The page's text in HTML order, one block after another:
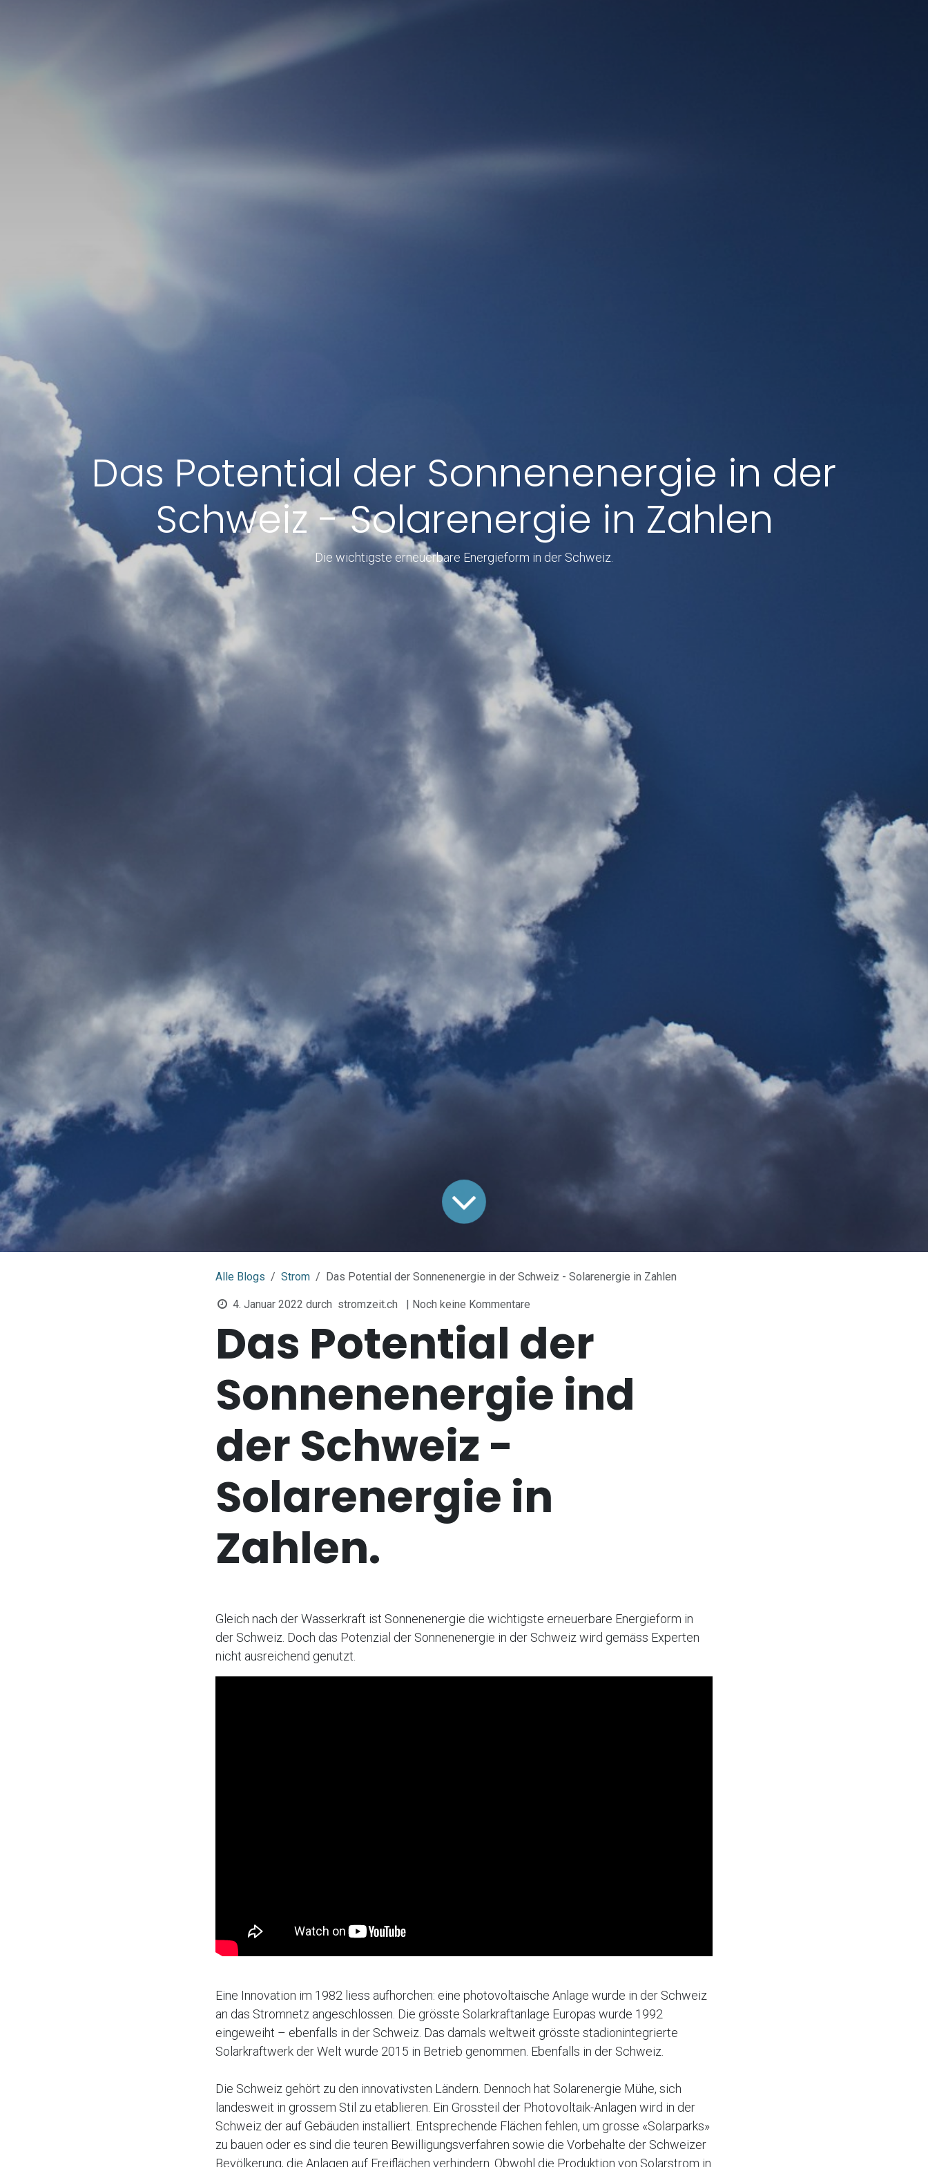
Das Potential der Sonnenenergie in der
Schweiz - Solarenergie in Zahlen
Die wichtigste erneuerbare Energieform in der Schweiz.
Alle Blogs Strom Das Potential der Sonnenenergie in der Schweiz - Solarenergie in Zahlen
4. Januar 2022 durch stromzeit.ch | Noch keine Kommentare
Das Potential der
Sonnenenergie ind
der Schweiz -
Solarenergie in
Zahlen.
Gleich nach der Wasserkraft ist Sonnenenergie die wichtigste erneuerbare Energieform in
der Schweiz. Doch das Potenzial der Sonnenenergie in der Schweiz wird gemäss Experten
nicht ausreichend genutzt.
Eine Innovation im 1982 liess aufhorchen: eine photovoltaische Anlage wurde in der Schweiz
an das Stromnetz angeschlossen. Die grösste Solarkraftanlage Europas wurde 1992
eingeweiht – ebenfalls in der Schweiz. Das damals weltweit grösste stadionintegrierte
Solarkraftwerk der Welt wurde 2015 in Betrieb genommen. Ebenfalls in der Schweiz.
Die Schweiz gehört zu den innovativsten Ländern. Dennoch hat Solarenergie Mühe, sich
landesweit in grossem Stil zu etablieren. Ein Grossteil der Photovoltaik-Anlagen wird in der
Schweiz der auf Gebäuden installiert. Entsprechende Flächen fehlen, um grosse «Solarparks»
zu bauen oder es sind die teuren Bewilligungsverfahren sowie die Vorbehalte der Schweizer
Bevölkerung, die Anlagen auf Freiflächen verhindern. Obwohl die Produktion von Solarstrom in